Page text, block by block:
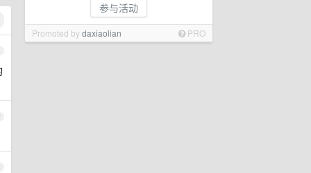
参与活动
Promoted bydaxiaolian PRO